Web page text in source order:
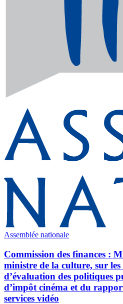
Assemblée nationale
Commission des finances :
ministre de la culture, sur
d’évaluation des politiques
d’impôt cinéma et du
services vidéo